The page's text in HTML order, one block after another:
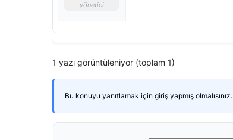
yönetici
1 yazı görüntüleniyor (toplam 1)
Bu konuyu yanıtlamak için giriş yapmış olmalısınız.